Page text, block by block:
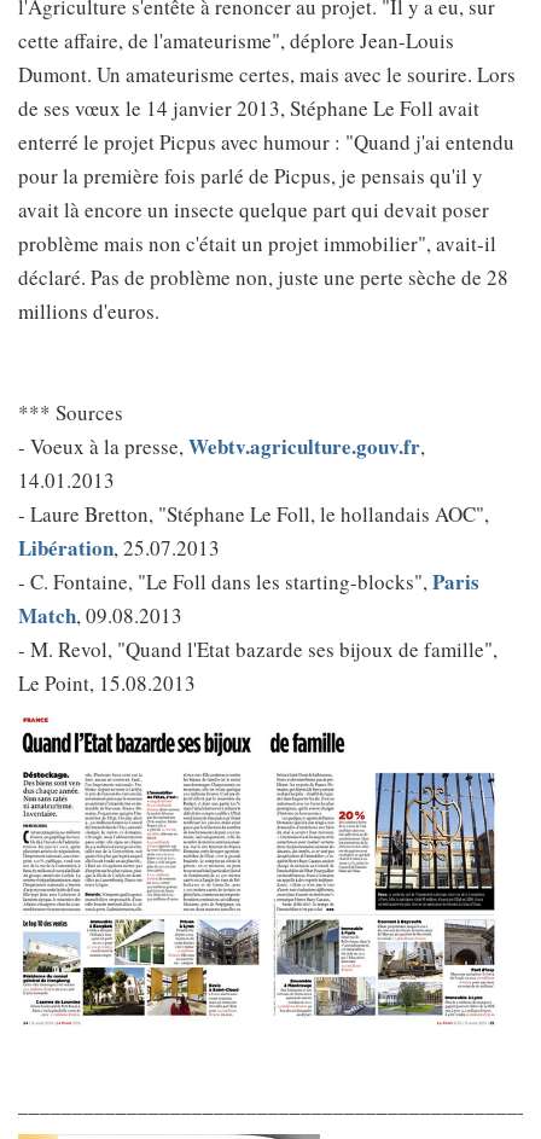
l'Agriculture s'entête à renoncer au projet. "Il y a eu, sur
cette affaire, de l'amateurisme", déplore Jean-Louis
Dumont. Un amateurisme certes, mais avec le sourire. Lors
de ses vœux le 14 janvier 2013, Stéphane Le Foll avait
enterré le projet Picpus avec humour : "Quand j'ai entendu
pour la première fois parlé de Picpus, je pensais qu'il y
avait là encore un insecte quelque part qui devait poser
problème mais non c'était un projet immobilier", avait-il
déclaré. Pas de problème non, juste une perte sèche de 28
millions d'euros.
*** Sources
- Voeux à la presse,Webtv.agriculture.gouv.fr,
14.01.2013
- Laure Bretton, "Stéphane Le Foll, le hollandais AOC",
Libération, 25.07.2013
- C. Fontaine, "Le Foll dans les starting-blocks",Paris
Match, 09.08.2013
- M. Revol, "Quand l'Etat bazarde ses bijoux de famille",
Le Point, 15.08.2013